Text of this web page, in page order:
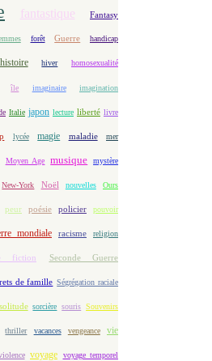
fantastique Fantasy
forêt Guerre handicap
histoire hiver homosexualité
île imaginaire imagination
Italie japon lecture liberté livre
lycée magie maladie mer
Moyen Age musique mystère
New-York Noël nouvelles Ours
peur poésie policier pouvoir
mondiale racisme religion
fiction Seconde Guerre
de famille Ségrégation raciale
solitude sorcière souris Souvenirs
thriller vacances vengeance vie
voyage voyage temporel